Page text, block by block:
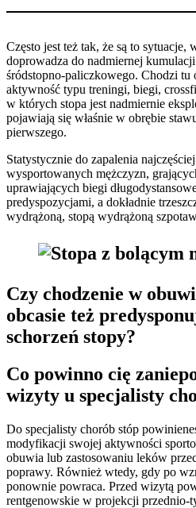
Często jest też tak, że są to sytuacje,
doprowadza do nadmiernej
śródstopno-paliczkowego. Chodzi tu
aktywność typu treningi, biegi,
w których stopa jest nadmiernie
pojawiają się właśnie w obrębie
pierwszego.
Statystycznie do zapalenia
wysportowanych mężczyzn,
uprawiających biegi
predyspozycjami, a dokładnie
wydrążoną, stopą wydrążoną
Czy chodzenie w
obcasie też
schorzeń stopy?
Co powinno cię
wizyty u specjalisty
Do specjalisty chorób stóp
modyfikacji swojej aktywności
obuwia lub zastosowaniu leków
poprawy. Również wtedy, gdy po
ponownie powraca. Przed wizytą
rentgenowskie w projekcji przednio-